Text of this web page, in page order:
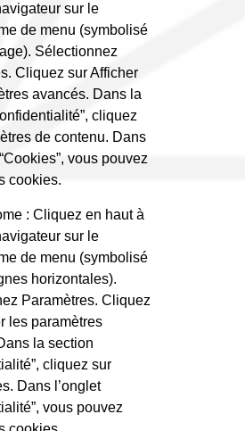
sur le
de menu (symbolisé
Sélectionnez
Cliquez sur Afficher
avancés. Dans la
cliquez
de contenu. Dans
vous pouvez
cookies.
: Cliquez en haut à
sur le
de menu (symbolisé
horizontales).
Paramètres. Cliquez
les paramètres
la section
cliquez sur
Dans l’onglet
vous pouvez